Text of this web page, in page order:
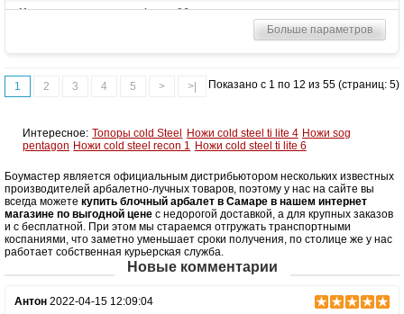
Начальная скорость, м/сек
86
Рабочий ход тетивы
11,4 дюймов (29 см)
Размах плечей (см)
прицел, ремень, кивер для 4-х стрел, 4
алюминиевые стрелы, ручной
Комплектация мин.
Воск для тетивы
Длина (см)
93
Масса (кг)
4,2 снаряженный, 3,4 без аксессуаров
Назначение
Развлечение, охота
Особенности
планка Вивера с регулируемым углом
автоматический предохранитель,
Больше параметров
1 2 3 4 5 > >| Показано с 1 по 12 из 55 (страниц: 5)
Интересное: Топоры cold Steel Ножи cold steel ti lite 4 Ножи sog
pentagon Ножи cold steel recon 1 Ножи cold steel ti lite 6
Боумастер является официальным дистрибьютором нескольких известных
производителей арбалетно-лучных товаров, поэтому у нас на сайте вы
всегда можете купить блочный арбалет в Самаре в нашем интернет
магазине по выгодной цене с недорогой доставкой, а для крупных заказов
и с бесплатной. При этом мы стараемся отгружать транспортными
коспаниями, что заметно уменьшает сроки получения, по столице же у нас
работает собственная курьерская служба.
Новые комментарии
Антон 2022-04-15 12:09:04